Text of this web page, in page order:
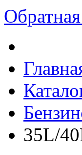
Обратная
35L/